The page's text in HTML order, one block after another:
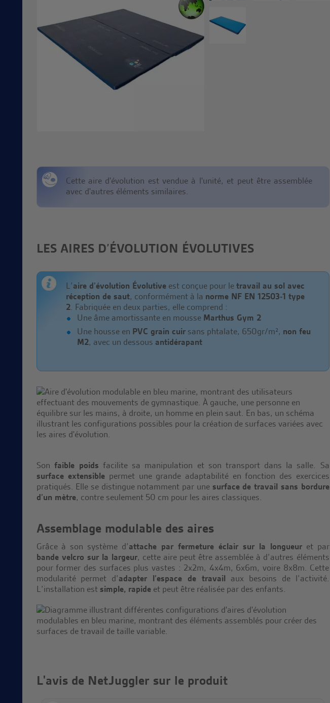
Cette aire d'évolution est vendue à l'unité, et peut être assemblée
avec d'autres éléments similaires.
LES AIRES D’ÉVOLUTION ÉVOLUTIVES
L’aire d’évolution Évolutiveest conçue pour letravail au sol avec
réception de saut, conformément à la norme NF EN 12503-1 type
2. Fabriquée en deux parties, elle comprend :
Une âme amortissante en mousse Marthus Gym 2
Une housse en PVC grain cuirsans phtalate, 650gr/m², non feu
M2, avec un dessous antidérapant
Son faible poids facilite sa manipulation et son transport dans la salle. Sa
surface extensible permet une grande adaptabilité en fonction des exercices
pratiqués. Elle se distingue notamment par une surface de travail sans bordure
d’un mètre, contre seulement 50 cm pour les aires classiques.
Assemblage modulable des aires
Grâce à son système d’attache par fermeture éclair sur la longueuret par
bande velcro sur la largeur, cette aire peut être assemblée à d’autres éléments
pour former des surfaces plus vastes : 2x2m, 4x4m, 6x6m, voire 8x8m. Cette
modularité permet d’adapter l’espace de travail aux besoins de l’activité.
L’installation est simple, rapideet peut être réalisée par des enfants.
L'avis de NetJuggler sur le produit